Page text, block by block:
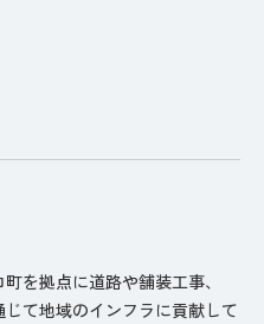
を拠点に道路や舗装工事、
て地域のインフラに貢献して